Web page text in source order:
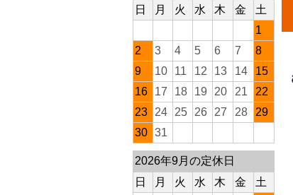
日
月 火 水 木 金
土
1
2
3 4 5 6 7
8
9
10 11 12 13 14
15
16
17 18 19 20 21
22
23
24 25 26 27 28
29
30 31
2026年9月の定休日
日
月 火 水 木 金
土